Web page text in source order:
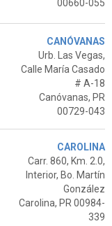
00660-055
CANÓVANAS
Urb. Las Vegas,
Calle María Casado
# A-18
Canóvanas, PR
00729-043
CAROLINA
Carr. 860, Km. 2.0,
Interior, Bo. Martín
González
Carolina, PR 00984-
339